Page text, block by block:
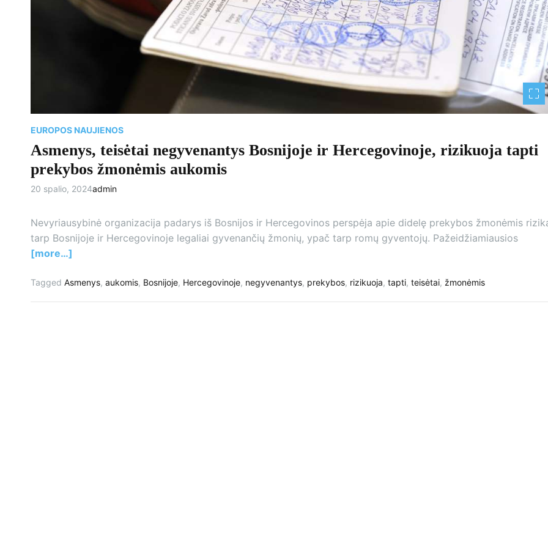
EUROPOS NAUJIENOS
Asmenys, teisėtai negyvenantys Bosnijoje ir Hercegovinoje, rizikuoja tapti
prekybos žmonėmis aukomis
20 spalio, 2024admin
Nevyriausybinė organizacija padarys iš Bosnijos ir Hercegovinos perspėja apie didelę prekybos žmonėmis
tarp Bosnijoje ir Hercegovinoje legaliai gyvenančių žmonių, ypač tarp romų gyventojų. Pažeidžiamiausios
[more…]
Tagged Asmenys, aukomis, Bosnijoje, Hercegovinoje, negyvenantys, prekybos, rizikuoja, tapti, teisėtai, žmonėmis